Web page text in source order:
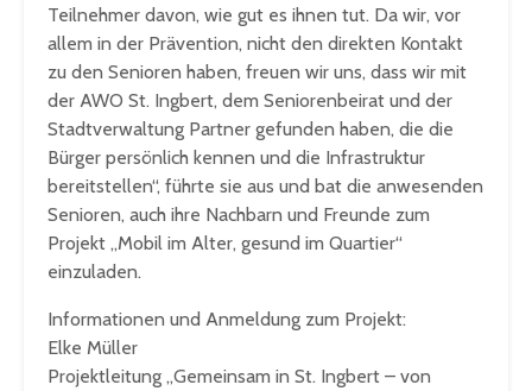
Teilnehmer davon, wie gut es ihnen tut. Da wir, vor
allem in der Prävention, nicht den direkten Kontakt
zu den Senioren haben, freuen wir uns, dass wir mit
der AWO St. Ingbert, dem Seniorenbeirat und der
Stadtverwaltung Partner gefunden haben, die die
Bürger persönlich kennen und die Infrastruktur
bereitstellen“, führte sie aus und bat die anwesenden
Senioren, auch ihre Nachbarn und Freunde zum
Projekt „Mobil im Alter, gesund im Quartier“
einzuladen.
Informationen und Anmeldung zum Projekt:
Elke Müller
Projektleitung „Gemeinsam in St. Ingbert – von